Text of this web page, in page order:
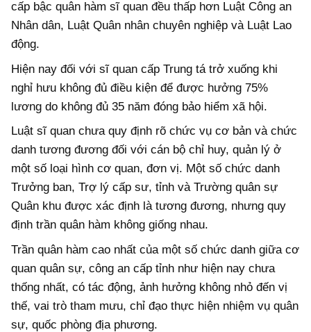
cấp bậc quân hàm sĩ quan đều thấp hơn Luật Công an
Nhân dân, Luật Quân nhân chuyên nghiệp và Luật Lao
động.
Hiện nay đối với sĩ quan cấp Trung tá trở xuống khi
nghỉ hưu không đủ điều kiện để được hưởng 75%
lương do không đủ 35 năm đóng bảo hiểm xã hội.
Luật sĩ quan chưa quy định rõ chức vụ cơ bản và chức
danh tương đương đối với cán bộ chỉ huy, quản lý ở
một số loại hình cơ quan, đơn vị. Một số chức danh
Trưởng ban, Trợ lý cấp sư, tỉnh và Trường quân sự
Quân khu được xác định là tương đương, nhưng quy
định trần quân hàm không giống nhau.
Trần quân hàm cao nhất của một số chức danh giữa cơ
quan quân sự, công an cấp tỉnh như hiện nay chưa
thống nhất, có tác động, ảnh hưởng không nhỏ đến vị
thế, vai trò tham mưu, chỉ đạo thực hiện nhiệm vụ quân
sự, quốc phòng địa phương.